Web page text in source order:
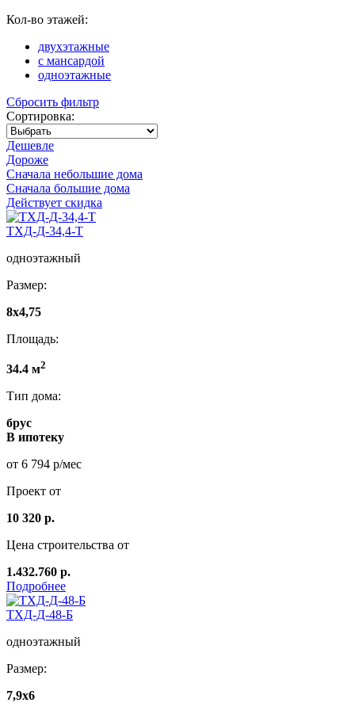
Кол-во этажей:
двухэтажные
с мансардой
одноэтажные
Сбросить фильтр
Сортировка:
Дешевле
Дороже
Сначала небольшие дома
Сначала большие дома
Действует скидка
ТХД-Д-34,4-Т
одноэтажный
Размер:
8х4,75
Площадь:
34.4 м2
Тип дома:
брус
В ипотеку
от 6 794 р/мес
Проект от
10 320 р.
Цена строительства от
1.432.760 р.
Подробнее
ТХД-Д-48-Б
одноэтажный
Размер:
7,9x6